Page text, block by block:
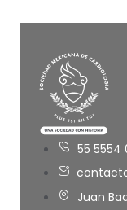
55 5554
Juan